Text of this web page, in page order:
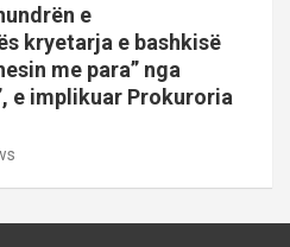
e
kryetarja e bashkisë
me para” nga
e implikuar Prokuroria